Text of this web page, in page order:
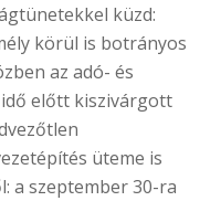
küzd:
körül is botrányos
az adó- és
előtt kiszivárgott
üteme is
a szeptember 30-ra